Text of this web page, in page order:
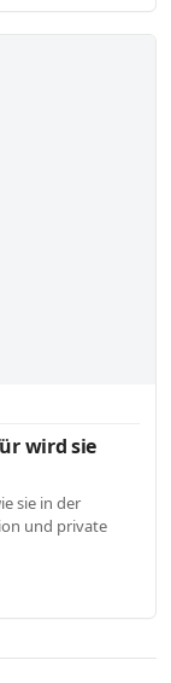
wird sie
sie in der
und private